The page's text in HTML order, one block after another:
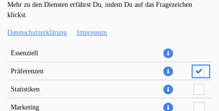
Mehr zu den Diensten erfährst Du, indem Du auf das Fragezeichen
klickst.
Datenschutzerklärung Impressum
Essenziell
Präferenzen
Statistiken
Marketing